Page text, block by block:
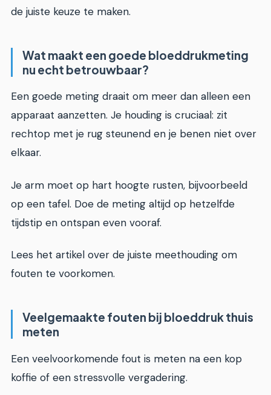
de juiste keuze te maken.
Wat maakt een goede bloeddrukmeting
nu echt betrouwbaar?
Een goede meting draait om meer dan alleen een
apparaat aanzetten. Je houding is cruciaal: zit
rechtop met je rug steunend en je benen niet over
elkaar.
Je arm moet op hart hoogte rusten, bijvoorbeeld
op een tafel. Doe de meting altijd op hetzelfde
tijdstip en ontspan even vooraf.
Lees het artikel over de juiste meethouding om
fouten te voorkomen.
Veelgemaakte fouten bij bloeddruk thuis
meten
Een veelvoorkomende fout is meten na een kop
koffie of een stressvolle vergadering.